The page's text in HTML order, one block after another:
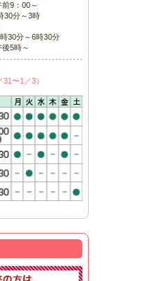
前9：00～
30分～3時
30分～6時30分
5時～
1／3）